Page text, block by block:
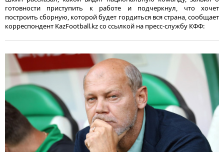
готовности приступить к работе и подчеркнул, что хочет
построить сборную, которой будет гордиться вся страна, сообщает
корреспондент KazFootball.kz со ссылкой на пресс-службу КФФ: